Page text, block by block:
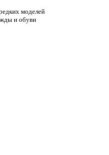
моделей
и обуви